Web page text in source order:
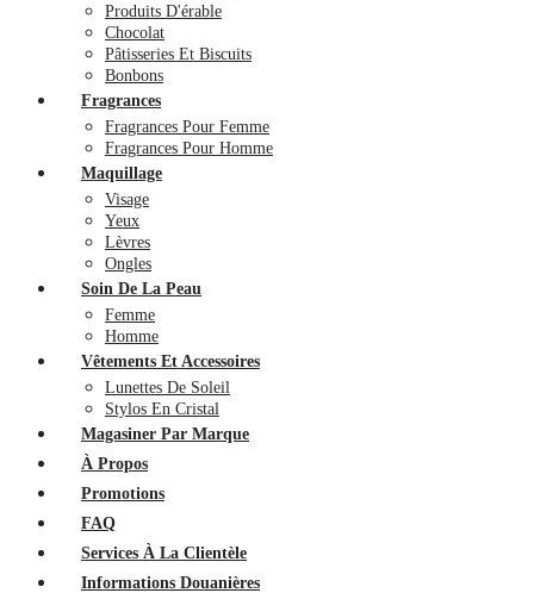
Produits D'érable
Chocolat
Pâtisseries Et Biscuits
Bonbons
Fragrances
Fragrances Pour Femme
Fragrances Pour Homme
Maquillage
Visage
Yeux
Lèvres
Ongles
Soin De La Peau
Femme
Homme
Vêtements Et Accessoires
Lunettes De Soleil
Stylos En Cristal
Magasiner Par Marque
À Propos
Promotions
FAQ
Services À La Clientèle
Informations Douanières